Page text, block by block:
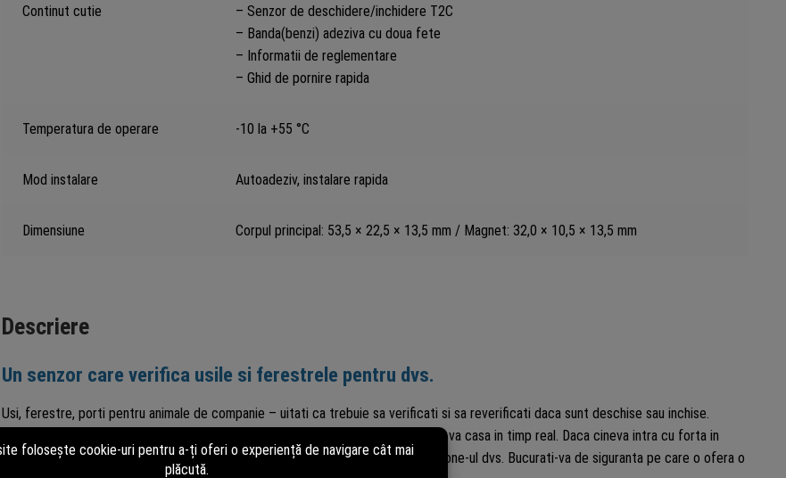
Continut cutie
– Senzor de deschidere/inchidere T2C
– Banda(benzi) adeziva cu doua fete
– Informatii de reglementare
– Ghid de pornire rapida
Temperatura de operare -10 la +55 °C
Mod instalare Autoadeziv, instalare rapida
Dimensiune Corpul principal: 53,5 × 22,5 × 13,5 mm / Magnet: 32,0 × 10,5 × 13,5 mm
Descriere
Un senzor care verifica usile si ferestrele pentru dvs.
Usi, ferestre, porti pentru animale de companie – uitati ca trebuie sa verificati si sa reverificati daca sunt deschise sau inchise.
Instalati senzorul de deschidere/inchidere T2C oriunde aveti nevoie si verificati-va casa in timp real. Daca cineva intra cu forta in
casa, veti auzi o alarma puternica si veti primi o alerta mobila direct pe smartphone-ul dvs. Bucurati-va de siguranta pe care o ofera o